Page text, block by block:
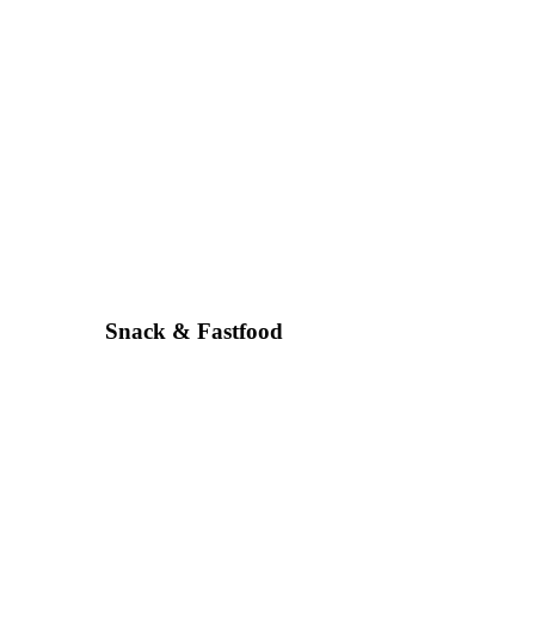
Snack & Fastfood